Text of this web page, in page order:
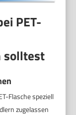
PET-
solltest
Flasche speziell
zugelassen